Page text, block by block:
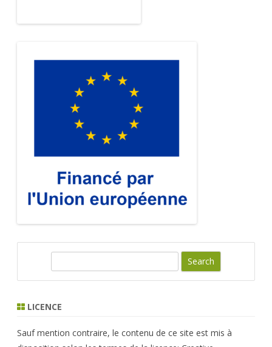
r
h
LICENCE
Sauf mention contraire, le contenu de ce site est mis à